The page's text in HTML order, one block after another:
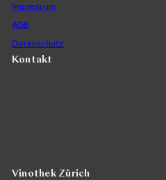
Impressum
AGB
Datenschutz
Kontakt
Vinothek Zürich